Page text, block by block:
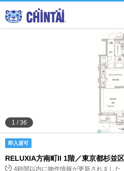
沿線
住所
家賃
通勤
物件
不動
1 /36
即入居可
RELUXIA方南町II 1階／東京都杉並
4時間以内に物件情報が更新されました